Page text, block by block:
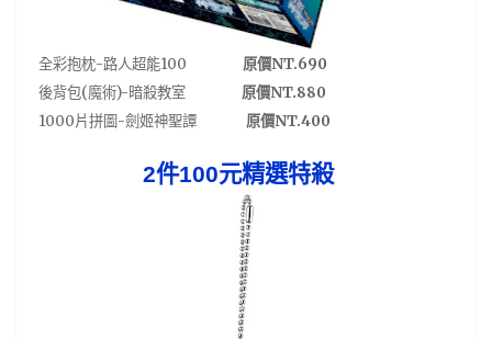
全彩抱枕-路人超能100 原價NT.690
後背包(魔術)- 暗殺教室 原價NT.880
1000 片拼圖-劍姬神聖譚 原價NT.400
2件100元精選特殺